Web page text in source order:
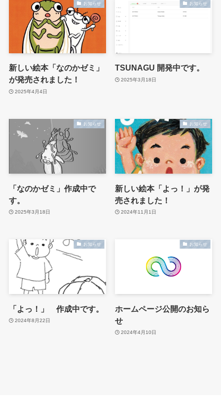
お知らせ
新しい絵本「なのかゼミ」
が発売されました！
2025年4月4日
お知らせ
TSUNAGU 開発中です。
2025年3月18日
お知らせ
「なのかゼミ」作成中で
す。
2025年3月18日
お知らせ
新しい絵本「よっ！」が発
売されました！
2024年11月1日
お知らせ
「よっ！」 作成中です。
2024年8月22日
お知らせ
ホームページ公開のお知ら
せ
2024年4月10日